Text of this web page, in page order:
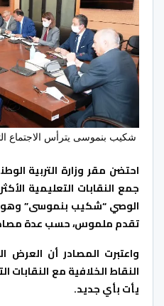
شكيب بنموسى يترأس الاجتماع
احتضن مقر وزارة التربية
جمع النقابات التعليمية
الوصي “شكيب بنموسى” وهو
تقدم ملموس، حسب عدة
واعتبرت المصادر أن العرض
النقاط الخلافية مع النقابات
يأت بأي جديد.